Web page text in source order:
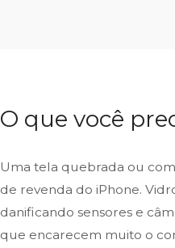
O que você
Uma tela quebrada ou
de revenda do iPhone.
danificando sensores e
que encarecem muito o